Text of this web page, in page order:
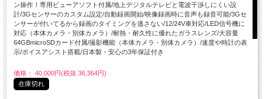
ン操作！専用ビューアソフト付属/地上デジタルテレビと電波干渉しにくい設
計/3Gセンサーのカスタム設定/自動録画開始/映像録画時に音声も録音可能/3Gセ
ンサーが付いてるから録画のタイミングを逃さない/12/24V車対応/LED信号機に
対応（本体カメラ・別体カメラ）/耐熱・耐久性に優れたガラスレンズ/大容量
64GBmicroSDカード付属/撮影機能（本体カメラ・別体カメラ）/速度や時計の表
示/ボイスアシスト搭載/日本製・安心の3年保証付き
価格： 40,000円(税抜 36,364円)
在庫切れ